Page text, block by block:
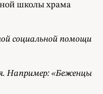
школы храма
социальной помощи
Например: «Беженцы